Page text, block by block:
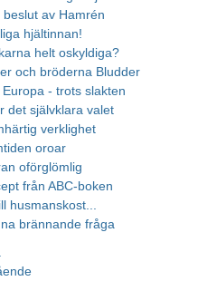
beslut av Hamrén
hjältinnan!
helt oskyldiga?
och bröderna Bludder
- trots slakten
det självklara valet
verklighet
oroar
oförglömlig
från ABC-boken
husmanskost...
brännande fråga